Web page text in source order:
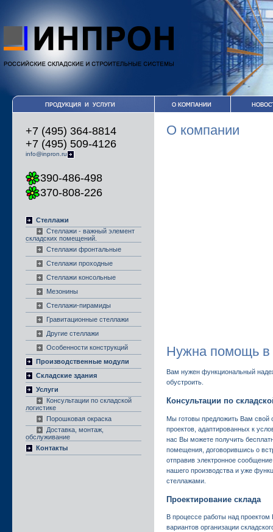
+7 (495) 364-8814
+7 (495) 509-4126
info@inpron.ru
390-486-498
370-808-226
Стеллажи
Стеллажи - важный элемент
складских помещений.
Стеллажи фронтальные
Стеллажи проходные
Стеллажи консольные
Мезонины
Стеллажи-пирамиды
Гравитационные стеллажи
Другие стеллажи
Особенности конструкций
Производственные модули
Складские здания
Услуги
Консультации по складской
логистике
Порошковая окраска
Доставка, монтаж,
обслуживание
Контакты
О компании
Нужна помощь в
Вам нужен функциональный
обустроить.
Консультации по
Мы готовы предложить Вам свой
проектов, адаптированных к
нас Вы можете получить
помещения, договорившись о
отправив электронное
нашего производства и уже
стеллажами.
Проектирование склада
В процессе работы над
вариантов организации